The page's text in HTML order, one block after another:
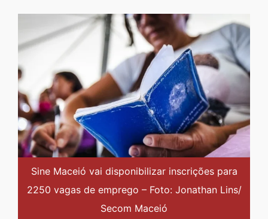
Sine Maceió vai disponibilizar inscrições para
2250 vagas de emprego – Foto: Jonathan Lins/
Secom Maceió